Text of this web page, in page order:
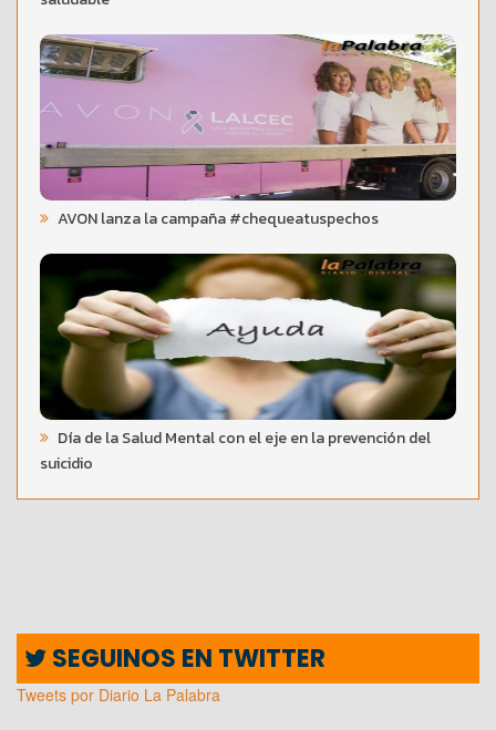
AVON lanza la campaña #chequeatuspechos
Día de la Salud Mental con el eje en la prevención del
suicidio
SEGUINOS EN TWITTER
Tweets por Diario La Palabra